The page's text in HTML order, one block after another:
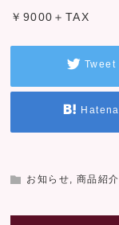
￥9000＋TAX
Tweet
Hatena
お知らせ, 商品紹介